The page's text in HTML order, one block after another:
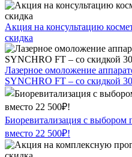
Акция на консультацию
скидка
Лазерное омоложение
SYNCHRO FT – со скидкой
Биоревитализация с выбором
вместо 22 500₽!